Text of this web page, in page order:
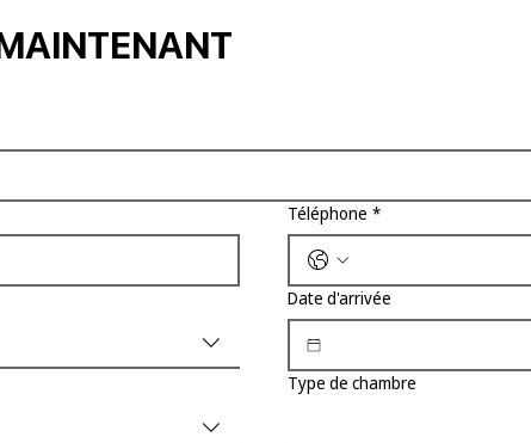
Téléphone *
Date d'arrivée
Type de chambre